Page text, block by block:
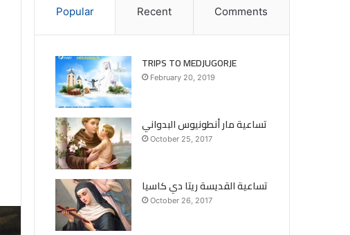
Popular Recent Comments
TRIPS TO MEDJUGORJE
February 20, 2019
تساعية مار أنطونيوس البدواني
October 25, 2017
تساعية القديسة ريتا دي كاسيا
October 26, 2017